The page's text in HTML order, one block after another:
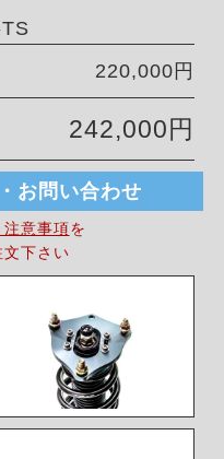
220,000円
242,000円
お問い合わせ
注意事項を
文下さい